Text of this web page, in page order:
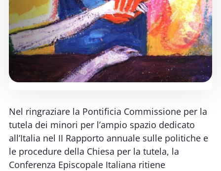
Nel ringraziare la Pontificia Commissione per la
tutela dei minori per l’ampio spazio dedicato
all’Italia nel II Rapporto annuale sulle politiche e
le procedure della Chiesa per la tutela, la
Conferenza Episcopale Italiana ritiene